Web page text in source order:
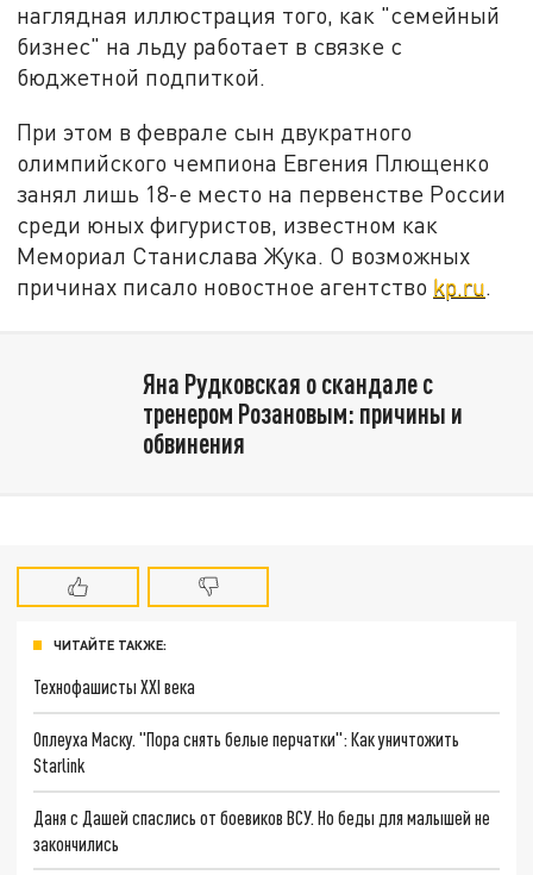
наглядная иллюстрация того, как "семейный
бизнес" на льду работает в связке с
бюджетной подпиткой.
При этом в феврале сын двукратного
олимпийского чемпиона Евгения Плющенко
занял лишь 18-е место на первенстве России
среди юных фигуристов, известном как
Мемориал Станислава Жука. О возможных
причинах писало новостное агентство kp.ru.
Яна Рудковская о скандале с
тренером Розановым: причины и
обвинения
ЧИТАЙТЕ ТАКЖЕ:
Технофашисты XXI века
Оплеуха Маску. "Пора снять белые перчатки": Как уничтожить
Starlink
Даня с Дашей спаслись от боевиков ВСУ. Но беды для малышей не
закончились